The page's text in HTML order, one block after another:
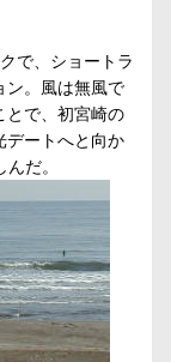
で、ショートラ
ン。風は無風で
とで、初宮崎の
デートへと向か
だ。